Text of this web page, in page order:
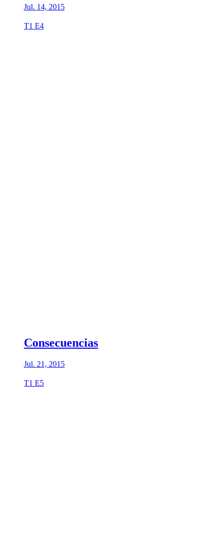
Jul. 14, 2015
T1 E4
Consecuencias
Jul. 21, 2015
T1 E5